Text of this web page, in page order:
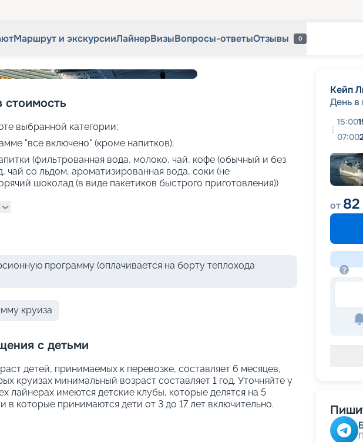
Маршрут и экскурсииЛайнерВизыВопросы-ответыОтзывы 0
стоимость
выбранной категории;
"все включено" (кроме напитков);
(фильтрованная вода, молоко, чай, кофе (обычный и без
чай со льдом, ароматизированная вода, соки (не
шоколад (в виде пакетиков быстрого приготовления))
программу (оплачивается на борту теплохода
круиза
с детьми
детей, принимаемых к перевозке, составляет 6 месяцев,
круизах минимальный возраст составляет 1 год. Уточняйте у
лайнерах имеются детские клубы, которые делятся на 5
в которые принимаются дети от 3 до 17 лет включительно.
Кейп
День в
15:00
07:00
от